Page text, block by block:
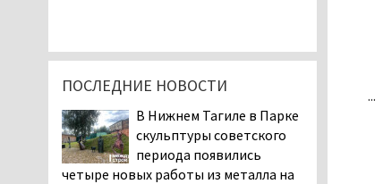
...
ПОСЛЕДНИЕ НОВОСТИ
В Нижнем Тагиле в Парке
скульптуры советского
периода появились
четыре новых работы из металла на